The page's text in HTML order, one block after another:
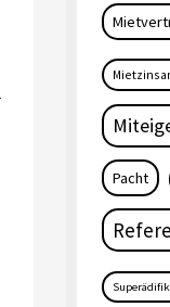
Pacht